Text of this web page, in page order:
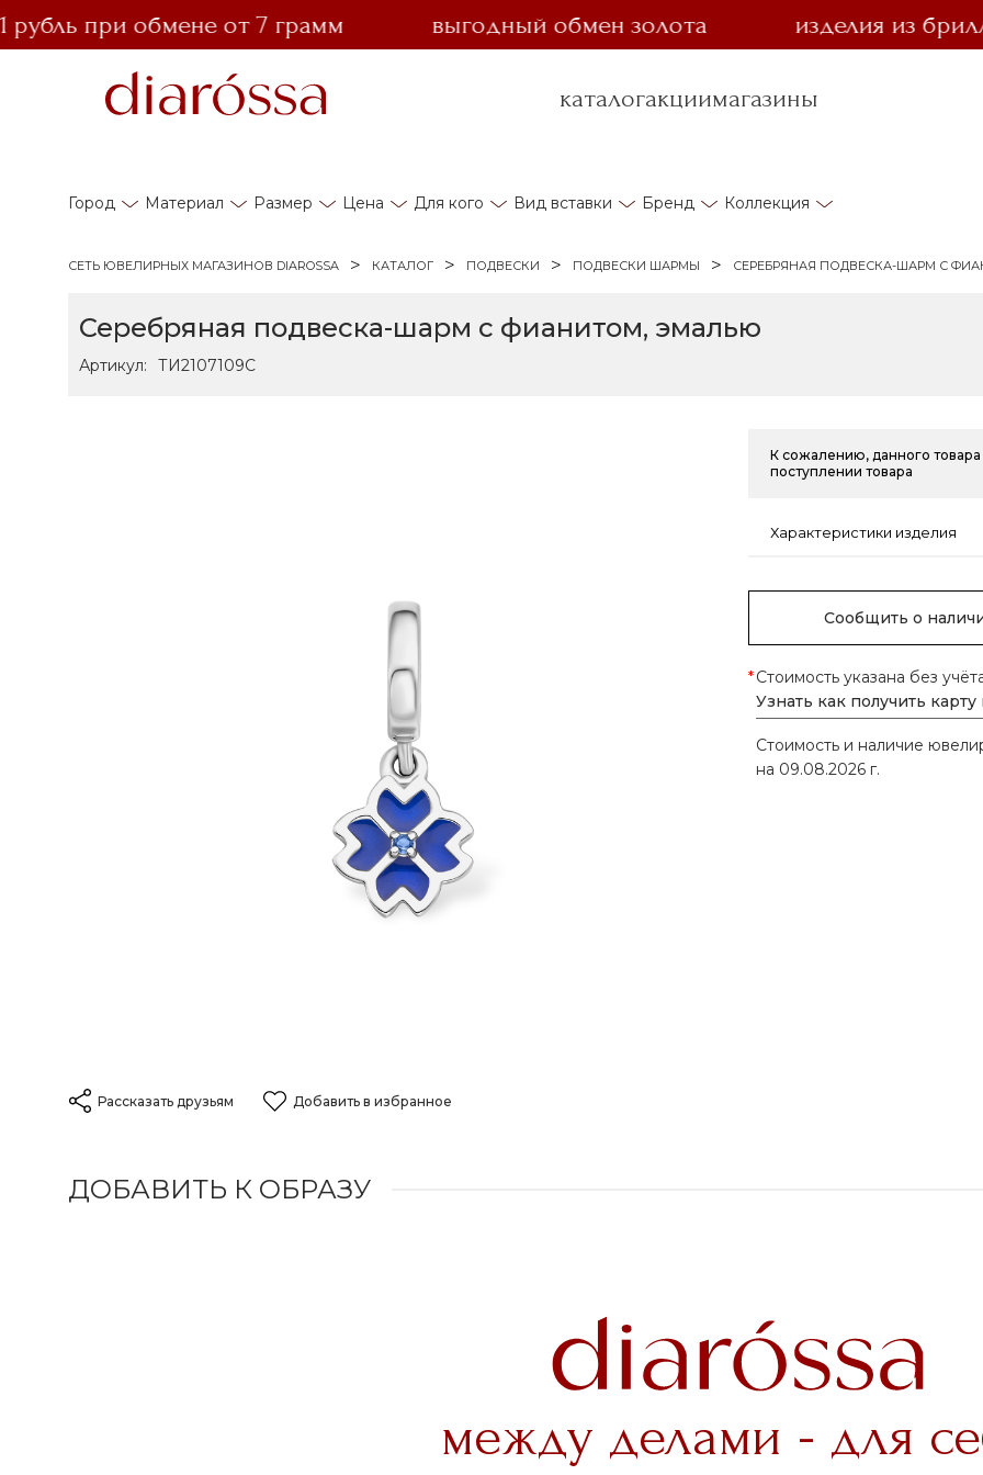
при обмене от 7 грамм выгодный обмен золота изделия из
каталогакциимагазины
Город Материал Размер Цена Для кого Вид вставки Бренд Коллекция
СЕТЬ ЮВЕЛИРНЫХ МАГАЗИНОВ DIAROSSA КАТАЛОГ ПОДВЕСКИ ПОДВЕСКИ ШАРМЫ СЕРЕБРЯНАЯ ПОДВЕСКА-ШАРМ С
Серебряная подвеска-шарм с фианитом, эмалью
Артикул: ТИ2107109С
Рассказать друзьям Добавить в избранное
К сожалению, данного
поступлении товара
Характеристики изделия
Сообщить о
*Стоимость указана без
Узнать как получить
Стоимость и наличие
на 09.08.2026 г.
ДОБАВИТЬ К ОБРАЗУ
между делами - для